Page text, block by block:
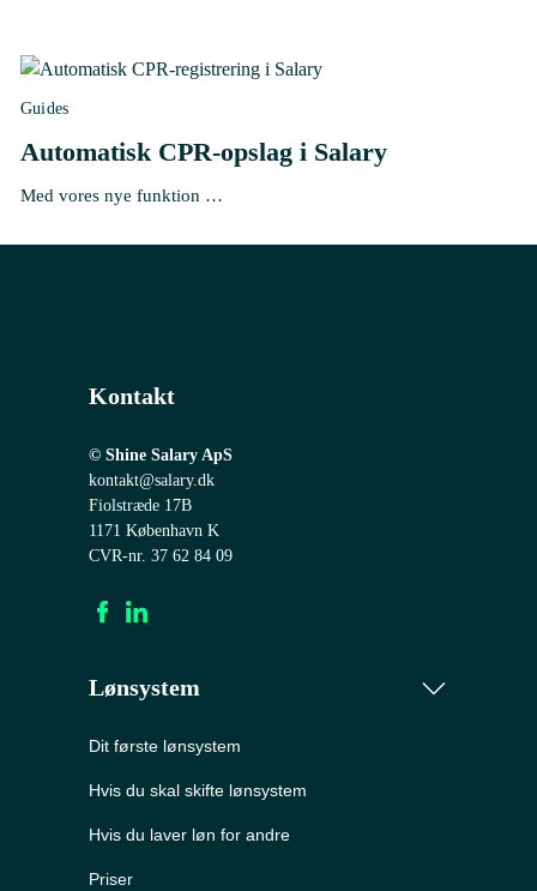
Guides
Automatisk CPR-opslag i Salary
Med vores nye funktion …
Kontakt
© Shine Salary ApS
kontakt@salary.dk
Fiolstræde 17B
1171 København K
CVR-nr. 37 62 84 09
Lønsystem
Dit første lønsystem
Hvis du skal skifte lønsystem
Hvis du laver løn for andre
Priser